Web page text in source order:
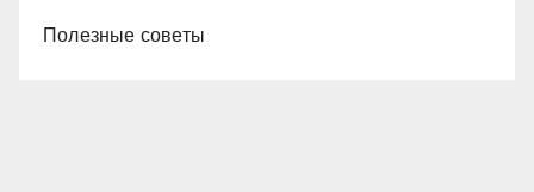
Полезные советы